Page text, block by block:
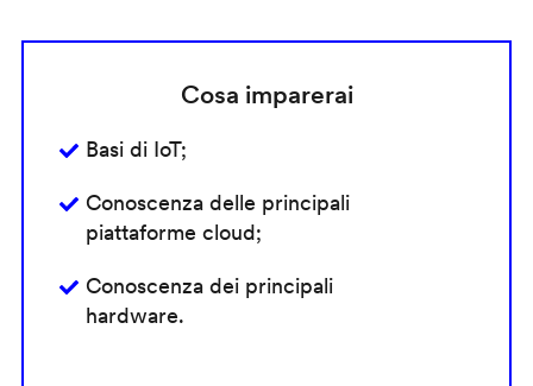
Cosa imparerai
Basi di IoT;
Conoscenza delle principali
piattaforme cloud;
Conoscenza dei principali
hardware.